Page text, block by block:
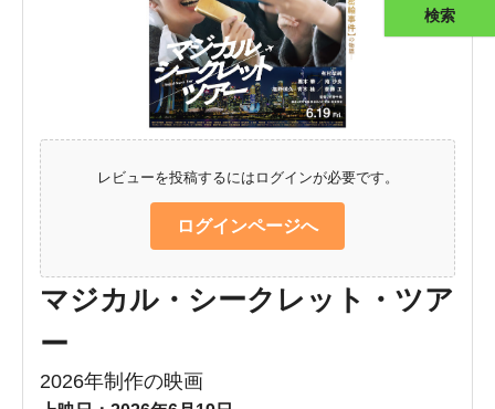
検索
レビューを投稿するにはログインが必要です。
ログインページへ
マジカル・シークレット・ツア
ー
2026年制作の映画